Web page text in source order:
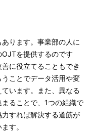
ります。事業部の人に
を提供するのです
に役立てることもでき
ことでデータ活用や変
います。また、異なる
ることで、1つの組織で
すれば解決する道筋が
す。